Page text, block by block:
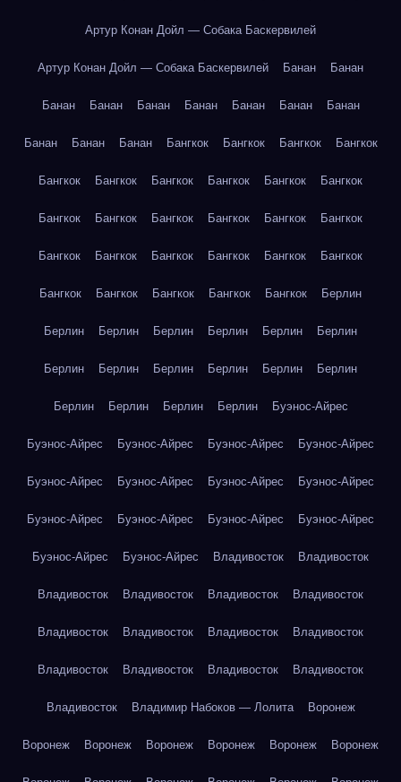
Артур Конан Дойл — Собака Баскервилей
Артур Конан Дойл — Собака Баскервилей Банан Банан
Банан Банан Банан Банан Банан Банан Банан
Банан Банан Банан Бангкок Бангкок Бангкок Бангкок
Бангкок Бангкок Бангкок Бангкок Бангкок Бангкок
Бангкок Бангкок Бангкок Бангкок Бангкок Бангкок
Бангкок Бангкок Бангкок Бангкок Бангкок Бангкок
Бангкок Бангкок Бангкок Бангкок Бангкок Берлин
Берлин Берлин Берлин Берлин Берлин Берлин
Берлин Берлин Берлин Берлин Берлин Берлин
Берлин Берлин Берлин Берлин Буэнос-Айрес
Буэнос-Айрес Буэнос-Айрес Буэнос-Айрес Буэнос-Айрес
Буэнос-Айрес Буэнос-Айрес Буэнос-Айрес Буэнос-Айрес
Буэнос-Айрес Буэнос-Айрес Буэнос-Айрес Буэнос-Айрес
Буэнос-Айрес Буэнос-Айрес Владивосток Владивосток
Владивосток Владивосток Владивосток Владивосток
Владивосток Владивосток Владивосток Владивосток
Владивосток Владивосток Владивосток Владивосток
Владивосток Владимир Набоков — Лолита Воронеж
Воронеж Воронеж Воронеж Воронеж Воронеж Воронеж